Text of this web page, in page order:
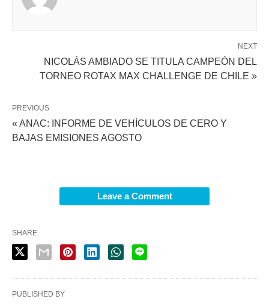
NEXT
NICOLÁS AMBIADO SE TITULA CAMPEÓN DEL
TORNEO ROTAX MAX CHALLENGE DE CHILE »
PREVIOUS
« ANAC: INFORME DE VEHÍCULOS DE CERO Y
BAJAS EMISIONES AGOSTO
Leave a Comment
SHARE
PUBLISHED BY